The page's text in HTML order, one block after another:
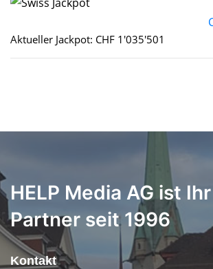
Aktueller Jackpot: CHF 1'035'501
HELP Media AG ist
Partner seit 1996
Kontakt